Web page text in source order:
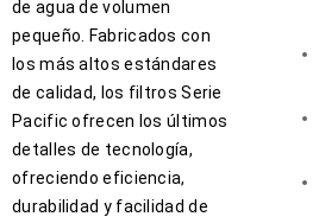
de agua de volumen
pequeño. Fabricados con
los más altos estándares
de calidad, los filtros Serie
Pacific ofrecen los últimos
detalles de tecnología,
ofreciendo eficiencia,
durabilidad y facilidad de